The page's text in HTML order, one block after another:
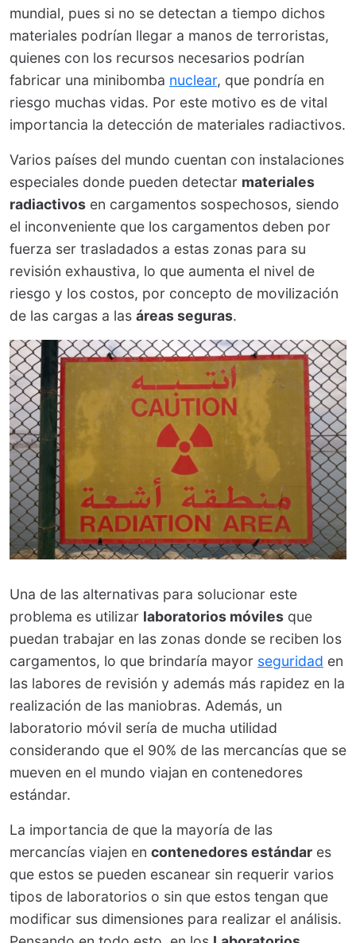
mundial, pues si no se detectan a tiempo dichos
materiales podrían llegar a manos de terroristas,
quienes con los recursos necesarios podrían
fabricar una minibomba nuclear, que pondría en
riesgo muchas vidas. Por este motivo es de vital
importancia la detección de materiales radiactivos.
Varios países del mundo cuentan con instalaciones
especiales donde pueden detectar materiales
radiactivos en cargamentos sospechosos, siendo
el inconveniente que los cargamentos deben por
fuerza ser trasladados a estas zonas para su
revisión exhaustiva, lo que aumenta el nivel de
riesgo y los costos, por concepto de movilización
de las cargas a las áreas seguras.
Una de las alternativas para solucionar este
problema es utilizar laboratorios móviles que
puedan trabajar en las zonas donde se reciben los
cargamentos, lo que brindaría mayor seguridad en
las labores de revisión y además más rapidez en la
realización de las maniobras. Además, un
laboratorio móvil sería de mucha utilidad
considerando que el 90% de las mercancías que se
mueven en el mundo viajan en contenedores
estándar.
La importancia de que la mayoría de las
mercancías viajen en contenedores estándar es
que estos se pueden escanear sin requerir varios
tipos de laboratorios o sin que estos tengan que
modificar sus dimensiones para realizar el análisis.